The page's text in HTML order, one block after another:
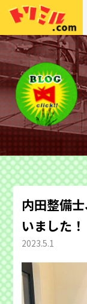
内田整備
いました！
2023.5.1